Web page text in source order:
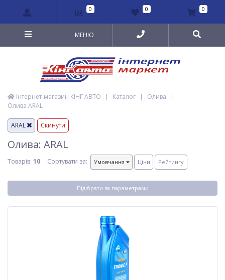
0 0 0
МЕНЮ
Інтернет-магазин КІНГ АВТО | Каталог | Олива
|
Олива ARAL
ARAL Скинути
Олива: ARAL
Товарів: 10 Сортувати за: Умовчання Ціни Рейтингу
Підібрати за параметрами